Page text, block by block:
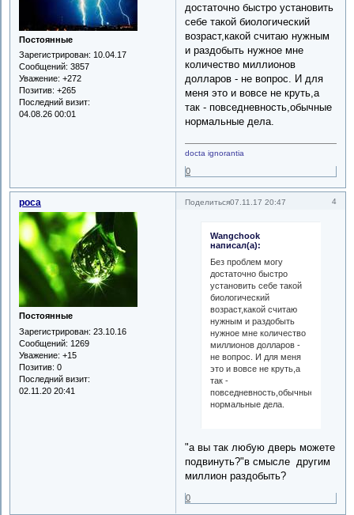
Постоянные
Зарегистрирован: 10.04.17
Сообщений: 3857
Уважение: +272
Позитив: +265
Последний визит:
04.08.26 00:01
достаточно быстро установить
себе такой биологический
возраст,какой считаю нужным
и раздобыть нужное мне
количество миллионов
долларов - не вопрос. И для
меня это и вовсе не круть,а
так - повседневность,обычные
нормальные дела.
docta ignorantia
0
Поделиться 4
07.11.17 20:47
роса
Постоянные
Зарегистрирован: 23.10.16
Сообщений: 1269
Уважение: +15
Позитив: 0
Последний визит:
02.11.20 20:41
Wangchook
написал(а):
Без проблем могу
достаточно быстро
установить себе такой
биологический
возраст,какой считаю
нужным и раздобыть
нужное мне количество
миллионов долларов -
не вопрос. И для меня
это и вовсе не круть,а
так -
повседневность,обычные
нормальные дела.
"а вы так любую дверь можете
подвинуть?"в смысле другим
миллион раздобыть?
0